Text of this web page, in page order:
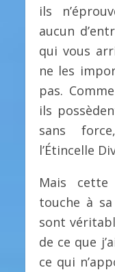
ils
aucun
qui vous
ne les
pas.
ils
sans
l’Étincelle
Mais
touche à
sont
de ce que
ce qui